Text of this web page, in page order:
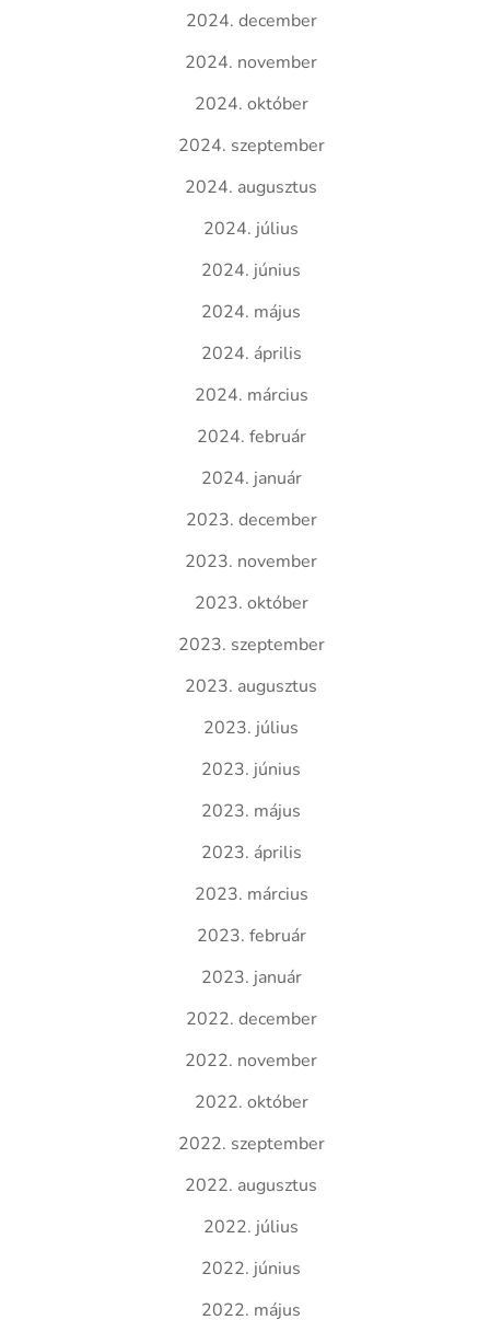
2024. december
2024. november
2024. október
2024. szeptember
2024. augusztus
2024. július
2024. június
2024. május
2024. április
2024. március
2024. február
2024. január
2023. december
2023. november
2023. október
2023. szeptember
2023. augusztus
2023. július
2023. június
2023. május
2023. április
2023. március
2023. február
2023. január
2022. december
2022. november
2022. október
2022. szeptember
2022. augusztus
2022. július
2022. június
2022. május